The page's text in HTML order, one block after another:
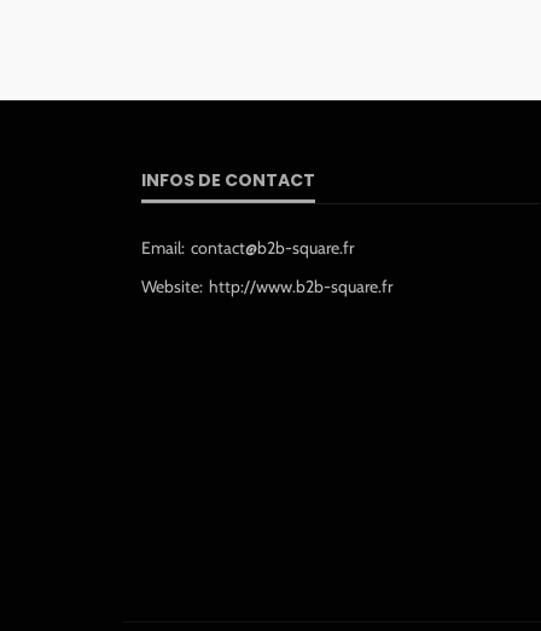
INFOS DE CONTACT
Email: contact@b2b-square.fr
Website: http://www.b2b-square.fr